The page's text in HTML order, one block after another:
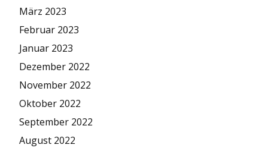
März 2023
Februar 2023
Januar 2023
Dezember 2022
November 2022
Oktober 2022
September 2022
August 2022